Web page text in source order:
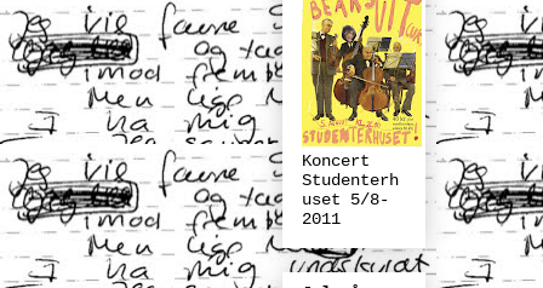
Koncert
Studenterh
uset 5/8-
2011